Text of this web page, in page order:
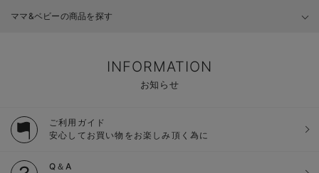
ママ&ベビーの商品を探す
INFORMATION
お知らせ
ご利用ガイド
安心してお買い物をお楽しみ頂く為に
Q＆A